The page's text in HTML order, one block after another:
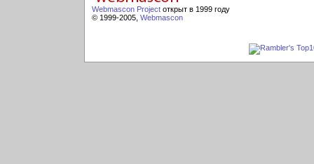
Webmascon Project открыт в 1999 году
© 1999-2005, Webmascon